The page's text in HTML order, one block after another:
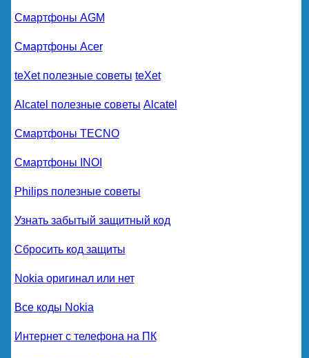
Смартфоны AGM
Смартфоны Acer
teXet полезные советы teXet
Alcatel полезные советы Alcatel
Смартфоны TECNO
Смартфоны INOI
Philips полезные советы
Узнать забытый защитный код
Сбросить код защиты
Nokia оригинал или нет
Все коды Nokia
Интернет с телефона на ПК